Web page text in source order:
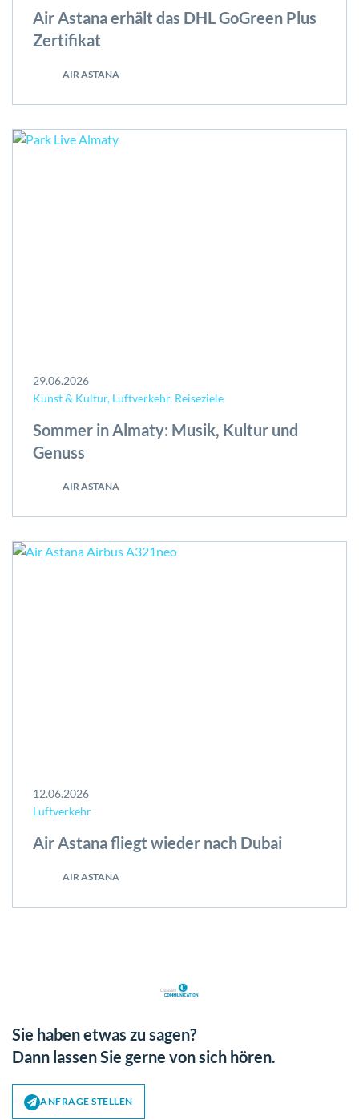
Air Astana erhält das DHL GoGreen Plus
Zertifikat
AIR ASTANA
29.06.2026
Kunst & Kultur, Luftverkehr, Reiseziele
Sommer in Almaty: Musik, Kultur und
Genuss
AIR ASTANA
12.06.2026
Luftverkehr
Air Astana fliegt wieder nach Dubai
AIR ASTANA
Sie haben etwas zu sagen?
Dann lassen Sie gerne von sich hören.
ANFRAGE STELLEN